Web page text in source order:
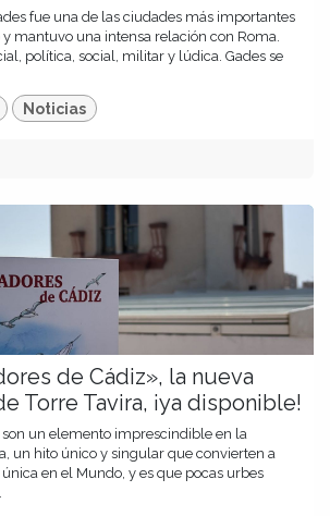
fue una de las ciudades más importantes
mantuvo una intensa relación con Roma.
política, social, militar y lúdica. Gades se
Noticias
de Cádiz», la nueva
Torre Tavira, ¡ya disponible!
son un elemento imprescindible en la
un hito único y singular que convierten a
en el Mundo, y es que pocas urbes